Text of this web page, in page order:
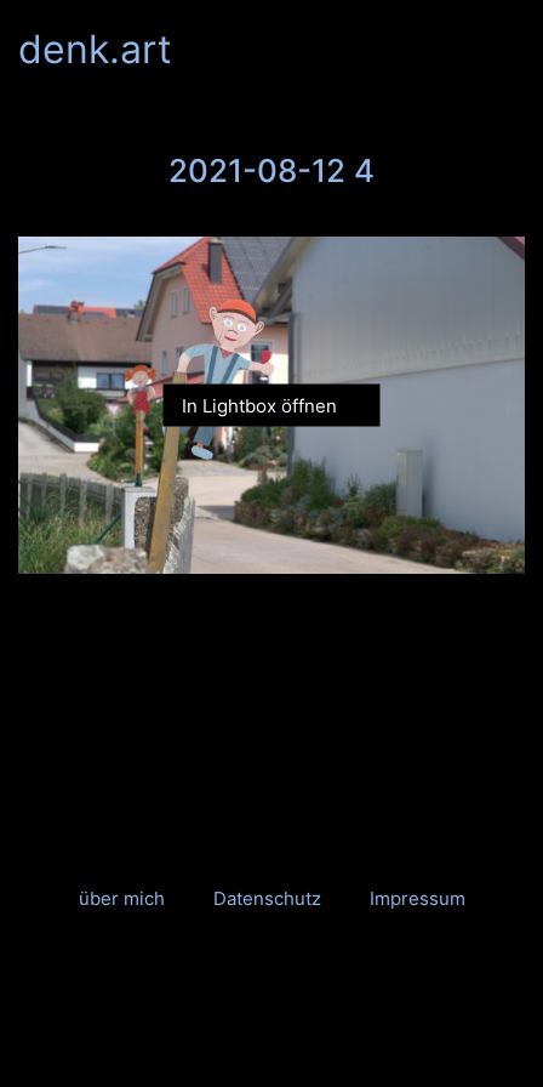
denk.art
2021-08-12 4
In Lightbox öffnen
über mich Datenschutz Impressum